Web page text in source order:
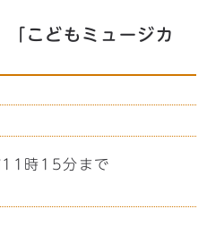
こどもミュージカ
時15分まで